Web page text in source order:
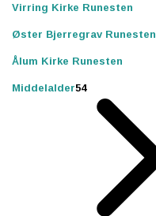
Virring Kirke Runesten
Øster Bjerregrav Runesten
Ålum Kirke Runesten
Middelalder54